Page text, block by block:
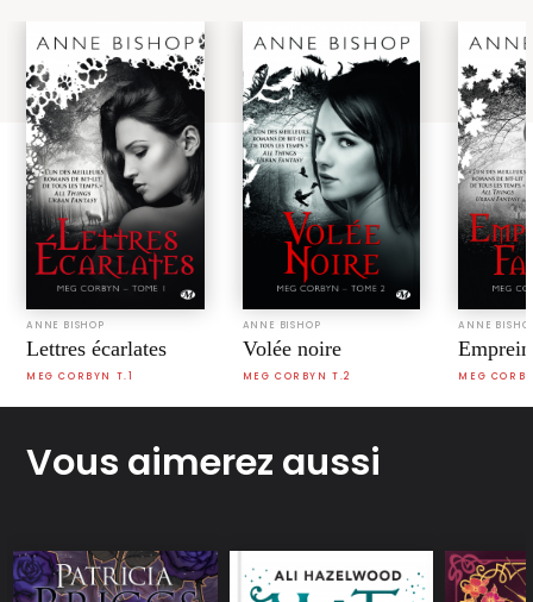
ANNE BISHOP
Lettres écarlates
MEG CORBYN T.1
ANNE BISHOP
Volée noire
MEG CORBYN T.2
ANNE
MEG
Vous aimerez aussi